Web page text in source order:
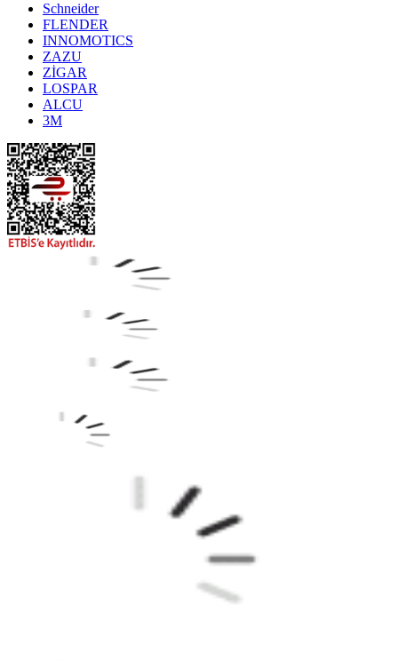
Schneider
FLENDER
INNOMOTICS
ZAZU
ZİGAR
LOSPAR
ALCU
3M